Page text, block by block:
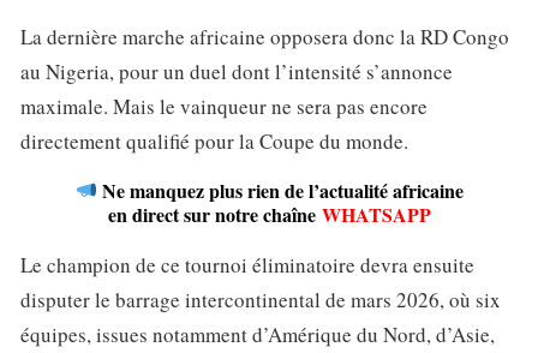
La dernière marche africaine opposera donc la RD Congo
au Nigeria, pour un duel dont l’intensité s’annonce
maximale. Mais le vainqueur ne sera pas encore
directement qualifié pour la Coupe du monde.
Ne manquez plus rien de l’actualité africaine
en direct sur notre chaîne WHATSAPP
Le champion de ce tournoi éliminatoire devra ensuite
disputer le barrage intercontinental de mars 2026, où six
équipes, issues notamment d’Amérique du Nord, d’Asie,